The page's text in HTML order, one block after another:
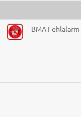
BMA Fehlalarm